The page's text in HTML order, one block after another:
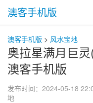
澳客手机版
澳客手机版 > 风水宝地
奥拉星满月巨
澳客手机版
发布时间：2024-05-18
地